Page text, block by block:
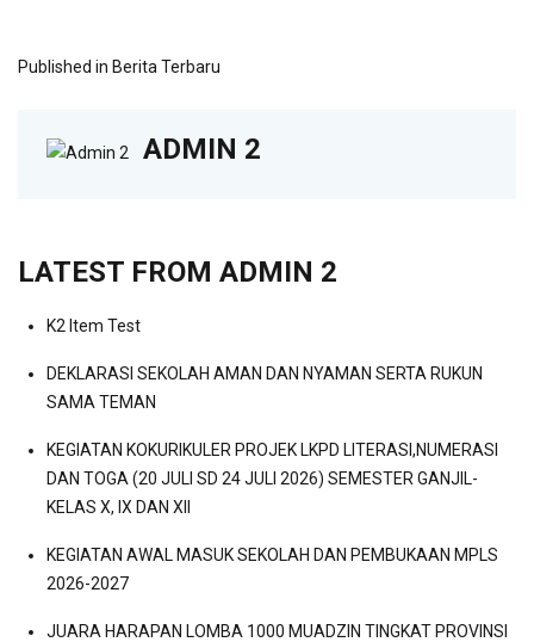
Published in Berita Terbaru
ADMIN 2
LATEST FROM ADMIN 2
K2 Item Test
DEKLARASI SEKOLAH AMAN DAN NYAMAN SERTA RUKUN
SAMA TEMAN
KEGIATAN KOKURIKULER PROJEK LKPD LITERASI,NUMERASI
DAN TOGA (20 JULI SD 24 JULI 2026) SEMESTER GANJIL-
KELAS X, IX DAN XII
KEGIATAN AWAL MASUK SEKOLAH DAN PEMBUKAAN MPLS
2026-2027
JUARA HARAPAN LOMBA 1000 MUADZIN TINGKAT PROVINSI